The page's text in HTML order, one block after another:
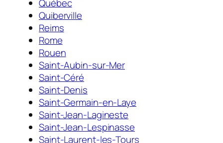
Québec
Quiberville
Reims
Rome
Rouen
Saint-Aubin-sur-Mer
Saint-Céré
Saint-Denis
Saint-Germain-en-Laye
Saint-Jean-Lagineste
Saint-Jean-Lespinasse
Saint-Laurent-les-Tours